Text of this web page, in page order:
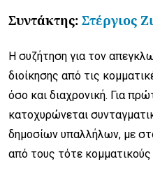
Συντάκτης: Στέργιος
Η συζήτηση για τον
διοίκησης από τις
όσο και διαχρονική. Για
κατοχυρώνεται
δημοσίων υπαλλήλων, με
από τους τότε